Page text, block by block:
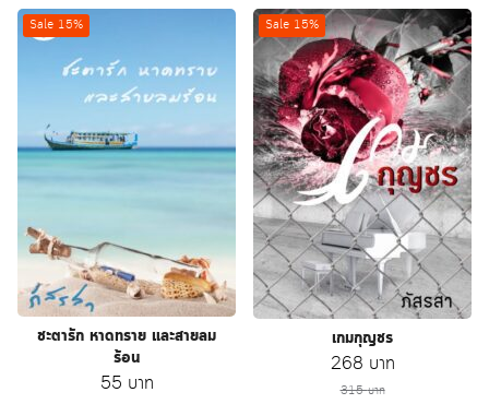
Sale 15%
ชะตารัก หาดทราย และสายลม
ร้อน
Original
55 บาทCurrent
Sale 15%
เกมกุญชร
315บาท
Original
price
268 บาทCurrent